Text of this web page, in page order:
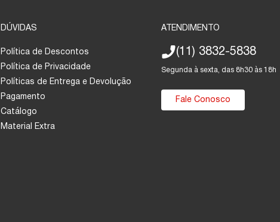
DÚVIDAS
Política de Descontos
Política de Privacidade
Políticas de Entrega e Devolução
Pagamento
Catálogo
Material Extra
ATENDIMENTO
(11) 3832-5838
Segunda à sexta, das 8h30 às 18h
Fale Conosco